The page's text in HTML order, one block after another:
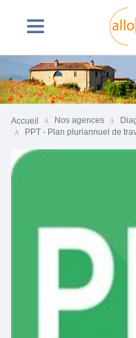
Accueil Nos agences
PPT - Plan pluriannuel de